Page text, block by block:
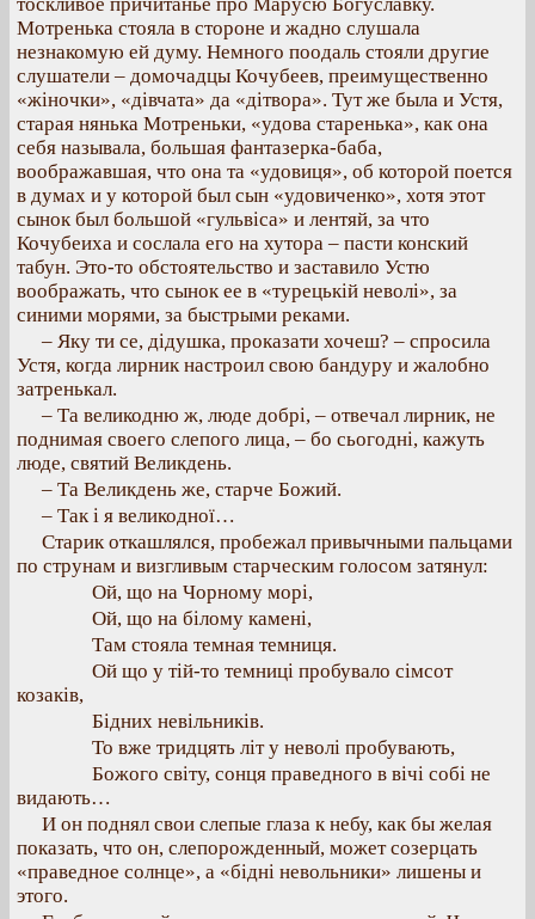
Мотренька стояла в стороне и жадно слушала
незнакомую ей думу. Немного поодаль стояли другие
слушатели – домочадцы Кочубеев, преимущественно
«жіночки», «дівчата» да «дітвора». Тут же была и Устя,
старая нянька Мотреньки, «удова старенька», как она
себя называла, большая фантазерка-баба,
воображавшая, что она та «удовиця», об которой поется
в думах и у которой был сын «удовиченко», хотя этот
сынок был большой «гульвіса» и лентяй, за что
Кочубеиха и сослала его на хутора – пасти конский
табун. Это-то обстоятельство и заставило Устю
воображать, что сынок ее в «турецькій неволі», за
синими морями, за быстрыми реками.
– Яку ти се, дідушка, проказати хочеш? – спросила
Устя, когда лирник настроил свою бандуру и жалобно
затренькал.
– Та великодню ж, люде добрі, – отвечал лирник, не
поднимая своего слепого лица, – бо сьогодні, кажуть
люде, святий Великдень.
– Та Великдень же, старче Божий.
– Так і я великодної…
Старик откашлялся, пробежал привычными пальцами
по струнам и визгливым старческим голосом затянул:
Ой, що на Чорному морі,
Ой, що на білому камені,
Там стояла темная темниця.
Ой що у тій-то темниці пробувало сімсот
козаків,
Бідних невільників.
То вже тридцять літ у неволі пробувають,
Божого світу, сонця праведного в вічі собі не
видають…
И он поднял свои слепые глаза к небу, как бы желая
показать, что он, слепорожденный, может созерцать
«праведное солнце», а «бідні невольники» лишены и
этого.